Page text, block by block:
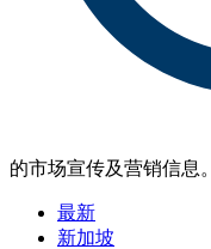
的市场宣传及营销信息。
最新
新加坡